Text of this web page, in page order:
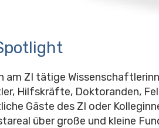
am ZI tätige
Hilfskräfte, Doktoranden,
Gäste des ZI oder
über große und kleine